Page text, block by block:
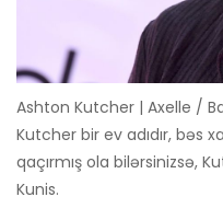
Ashton Kutcher | Axelle /
Kutcher bir ev adıdır, bəs
qaçırmış ola bilərsinizsə,
Kunis.